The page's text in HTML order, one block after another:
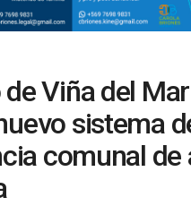
Viña del Mar
sistema
comunal de